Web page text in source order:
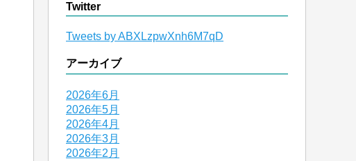
Twitter
Tweets by ABXLzpwXnh6M7qD
アーカイブ
2026年6月
2026年5月
2026年4月
2026年3月
2026年2月